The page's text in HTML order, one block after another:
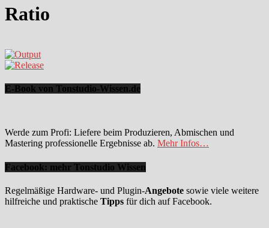
Ratio
E-Book von Tonstudio-Wissen.de
Werde zum Profi: Liefere beim Produzieren, Abmischen und
Mastering professionelle Ergebnisse ab. Mehr Infos…
Facebook: mehr Tonstudio Wissen
Regelmäßige Hardware- und Plugin-Angebote sowie viele weitere
hilfreiche und praktische Tipps für dich auf Facebook.